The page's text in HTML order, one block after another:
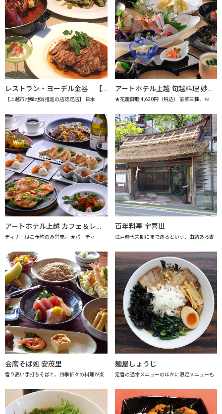
レストラン・ヨーデル金谷 【上越市地産地消推進の店認定店】
【上越市地産地消推進の店認定店】 日本
アートホテル上越 旬越料理 妙高 【上越市地産地消推進の店認定店】
★花籠御膳 4,620円（税込） 前菜三種、お
アートホテル上越 カフェ＆レストラン アレーグロ
ディナーはご予約のみ営業。 ★パーティー
百年料亭 宇喜世
江戸時代末期にまで遡るという、由緒ある書
会席そば処 安茂里
香り高い手打ちそばと、四季折々の料理が楽
麺屋しょうじ
定番の通常メニューのほかに限定メニューも